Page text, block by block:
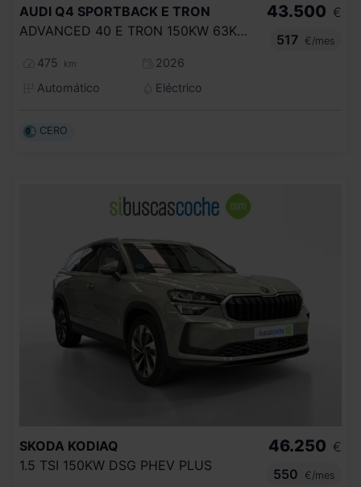
AUDI Q4 SPORTBACK E TRON
ADVANCED 40 E TRON 150KW 63KWH
475 km
2026
Automático
Eléctrico
43.500 €
517
€/mes
CERO
SKODA KODIAQ
1.5 TSI 150KW DSG PHEV PLUS
46.250 €
550
€/mes